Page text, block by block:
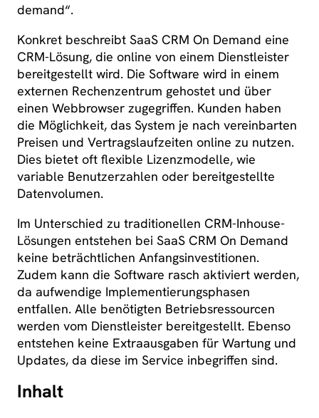
demand“.
Konkret beschreibt SaaS CRM On Demand eine
CRM-Lösung, die online von einem Dienstleister
bereitgestellt wird. Die Software wird in einem
externen Rechenzentrum gehostet und über
einen Webbrowser zugegriffen. Kunden haben
die Möglichkeit, das System je nach vereinbarten
Preisen und Vertragslaufzeiten online zu nutzen.
Dies bietet oft flexible Lizenzmodelle, wie
variable Benutzerzahlen oder bereitgestellte
Datenvolumen.
Im Unterschied zu traditionellen CRM-Inhouse-
Lösungen entstehen bei SaaS CRM On Demand
keine beträchtlichen Anfangsinvestitionen.
Zudem kann die Software rasch aktiviert werden,
da aufwendige Implementierungsphasen
entfallen. Alle benötigten Betriebsressourcen
werden vom Dienstleister bereitgestellt. Ebenso
entstehen keine Extraausgaben für Wartung und
Updates, da diese im Service inbegriffen sind.
Inhalt